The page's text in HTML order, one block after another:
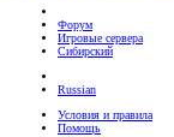
Форум
Игровые сервера
Сибирский
Russian
Условия и правила
Помощь